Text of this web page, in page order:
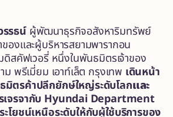
รธน์ผู้พัฒนาธุรกิจอสังหาริมทรัพย์
ของและผู้บริหารสยามพารากอน
ดิสคัฟเวอรี่ หนึ่งในพันธมิตรเจ้าของ
ม พรีเมี่ยม เอาท์เล็ต กรุงเทพ เดินหน้า
มิตรค้าปลีกยักษ์ใหญ่ระดับโลกและ
จรจากับ Hyundai Department
โยชน์เหนือระดับให้กับผู้ใช้บริการของ